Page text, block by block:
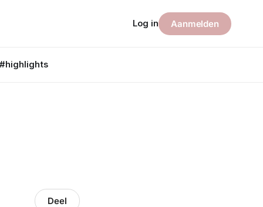
Log in Aanmelden
Deel